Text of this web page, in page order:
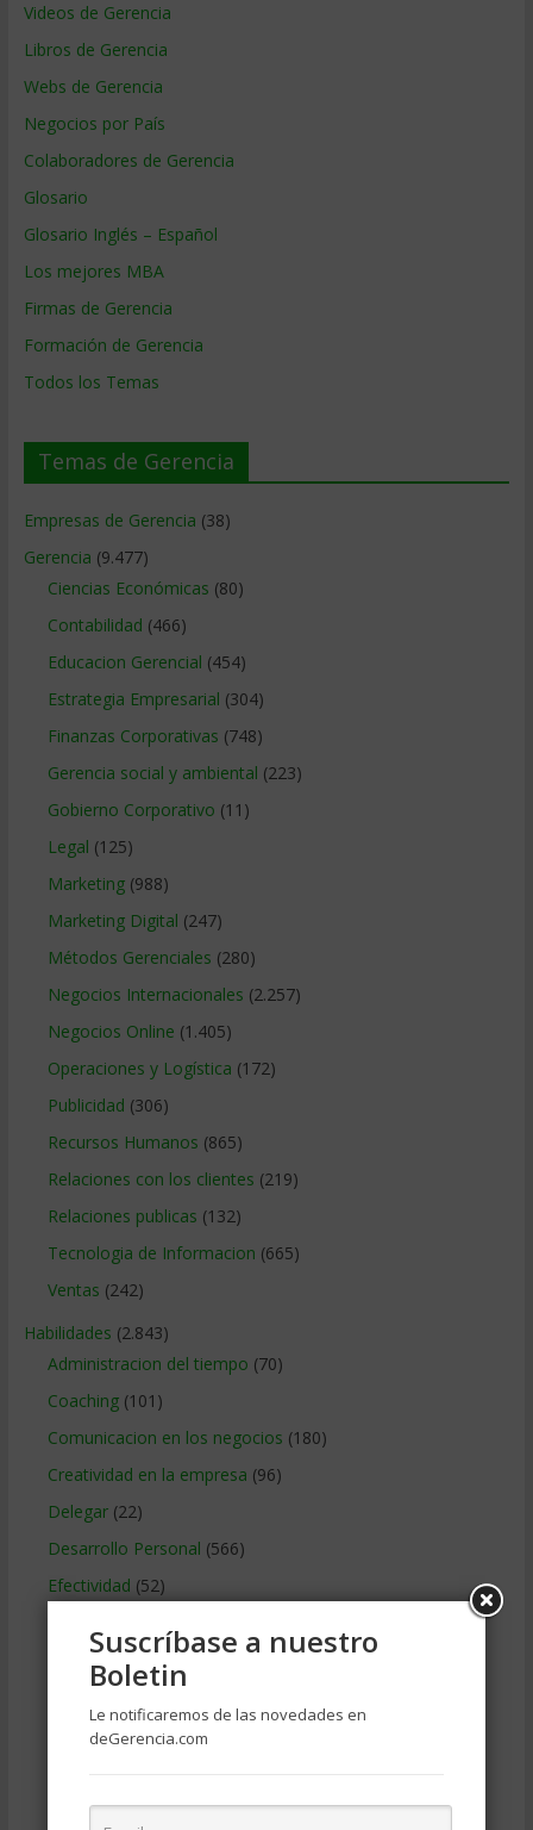
Videos de Gerencia
Libros de Gerencia
Webs de Gerencia
Negocios por País
Colaboradores de Gerencia
Glosario
Glosario Inglés – Español
Los mejores MBA
Firmas de Gerencia
Formación de Gerencia
Todos los Temas
Temas de Gerencia
Empresas de Gerencia (38)
Gerencia (9.477)
Ciencias Económicas (80)
Contabilidad (466)
Educacion Gerencial (454)
Estrategia Empresarial (304)
Finanzas Corporativas (748)
Gerencia social y ambiental (223)
Gobierno Corporativo (11)
Legal (125)
Marketing(988)
Marketing Digital (247)
Métodos Gerenciales (280)
Negocios Internacionales (2.257)
Negocios Online (1.405)
Operaciones y Logística (172)
Publicidad (306)
Recursos Humanos (865)
Relaciones con los clientes (219)
Relaciones publicas (132)
Tecnologia de Informacion (665)
Ventas (242)
Habilidades (2.843)
Administracion del tiempo (70)
Coaching(101)
Comunicacion en los negocios (180)
Creatividad en la empresa (96)
Delegar(22)
Desarrollo Personal (566)
Efectividad (52)
Etica en los negocios(46)
Idiomas(51)
Inteligencia en los negocios(102)
Suscríbase a nuestro
Boletin
Le notificaremos de las novedades en
deGerencia.com